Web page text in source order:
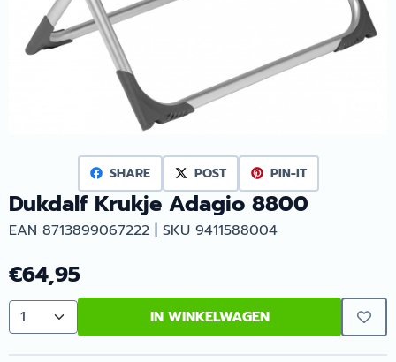
SHARE POST PIN-IT
Dukdalf Krukje Adagio 8800
EAN 8713899067222 | SKU 9411588004
€64,95
Aantal IN WINKELWAGEN